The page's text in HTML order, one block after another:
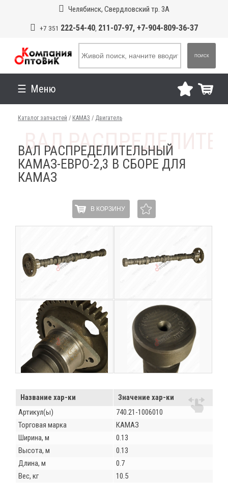
Челябинск, Свердловский тр. 3А
+7 351 222-54-40, 211-07-97, +7-904-809-36-37
ПОИСК
Меню
Каталог запчастей / КАМАЗ / Двигатель
ВАЛ РАСПРЕДЕЛИТЕЛЬНЫЙ
КАМАЗ-ЕВРО-2,3 В СБОРЕ ДЛЯ
КАМАЗ
В КОРЗИНУ
Название хар-ки
Значение хар-ки
Артикул(ы)
740.21-1006010
Торговая марка
КАМАЗ
Ширина, м
0.13
Высота, м
0.13
Длина, м
0.7
Вес, кг
10.5